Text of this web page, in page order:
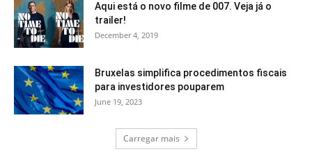
Aqui está o novo filme de 007. Veja já o
trailer!
December 4, 2019
Bruxelas simplifica procedimentos fiscais
para investidores pouparem
June 19, 2023
Carregar mais